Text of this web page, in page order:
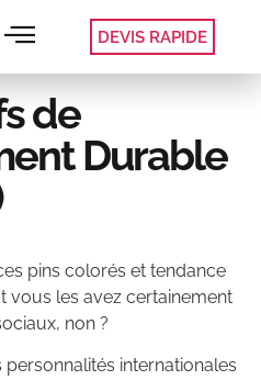
DEVIS RAPIDE
de
Durable
pins colorés et tendance
vous les avez certainement
non ?
internationales